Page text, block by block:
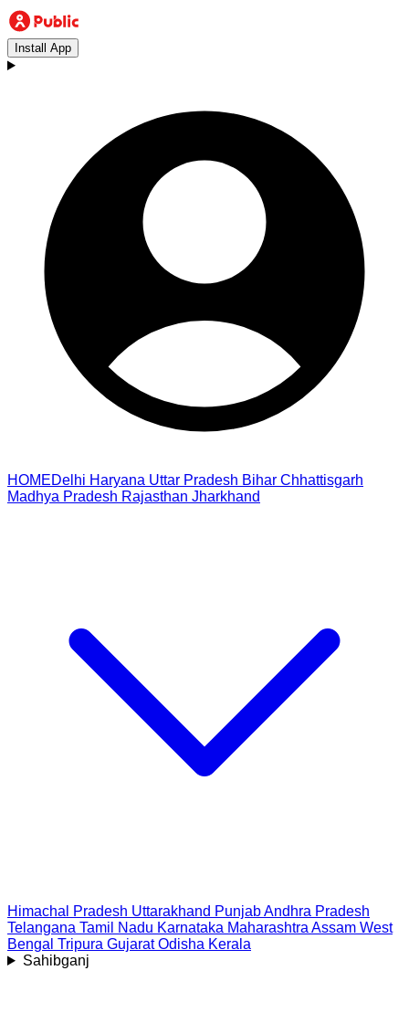
Install App
HOMEDelhi Haryana Uttar Pradesh Bihar Chhattisgarh
Madhya Pradesh Rajasthan Jharkhand
Himachal Pradesh Uttarakhand PunjabAndhra Pradesh
Telangana Tamil Nadu Karnataka Maharashtra Assam West
Bengal Tripura Gujarat Odisha Kerala
Sahibganj